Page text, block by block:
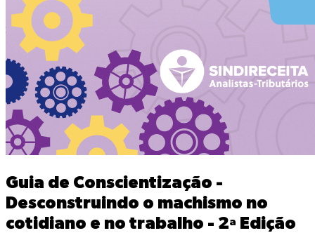
Guia de Conscientização -
Desconstruindo o machismo no
cotidiano e no trabalho - 2ª Edição